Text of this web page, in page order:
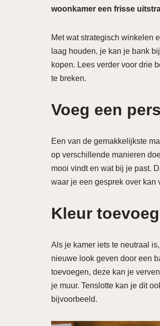
woonkamer een frisse
Met wat strategisch winkelen
laag houden, je kan je bank
kopen. Lees verder voor drie
te breken.
Voeg een
Een van de gemakkelijkste
op verschillende manieren
mooi vindt en wat bij je past.
waar je een gesprek over kan
Kleur
Als je kamer iets te neutraal
nieuwe look geven door een
toevoegen, deze kan je
je muur. Tenslotte kan je dit
bijvoorbeeld.